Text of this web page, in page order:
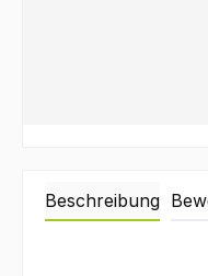
Beschreibung